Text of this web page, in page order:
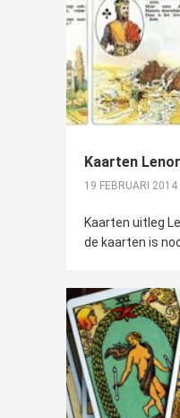
Kaarten
19 FEBRUARI 2014
Kaarten uitleg
de kaarten is